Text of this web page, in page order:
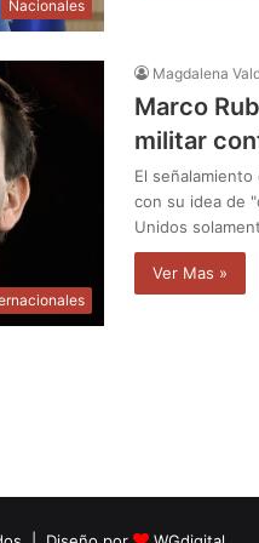
Nacionales
Magdalena
Marco
militar
El
con su idea de
Unidos
Ver Mas »